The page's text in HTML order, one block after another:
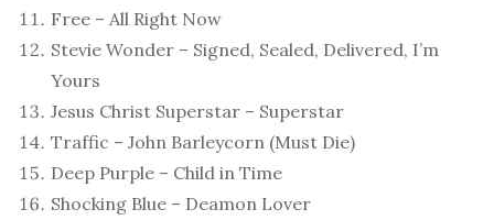
Free – All Right Now
Stevie Wonder – Signed, Sealed, Delivered, I’m
Yours
Jesus Christ Superstar – Superstar
Traffic – John Barleycorn (Must Die)
Deep Purple – Child in Time
Shocking Blue – Deamon Lover